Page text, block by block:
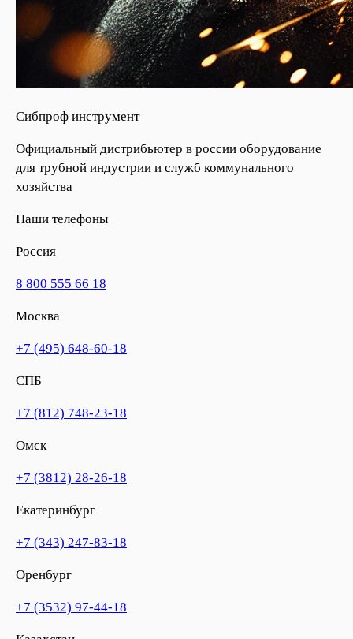
Сибпроф инструмент
Официальный дистрибьютер в россии оборудование
для трубной индустрии и служб коммунального
хозяйства
Наши телефоны
Россия
8 800 555 66 18
Москва
+7 (495) 648-60-18
СПБ
+7 (812) 748-23-18
Омск
+7 (3812) 28-26-18
Екатеринбург
+7 (343) 247-83-18
Оренбург
+7 (3532) 97-44-18